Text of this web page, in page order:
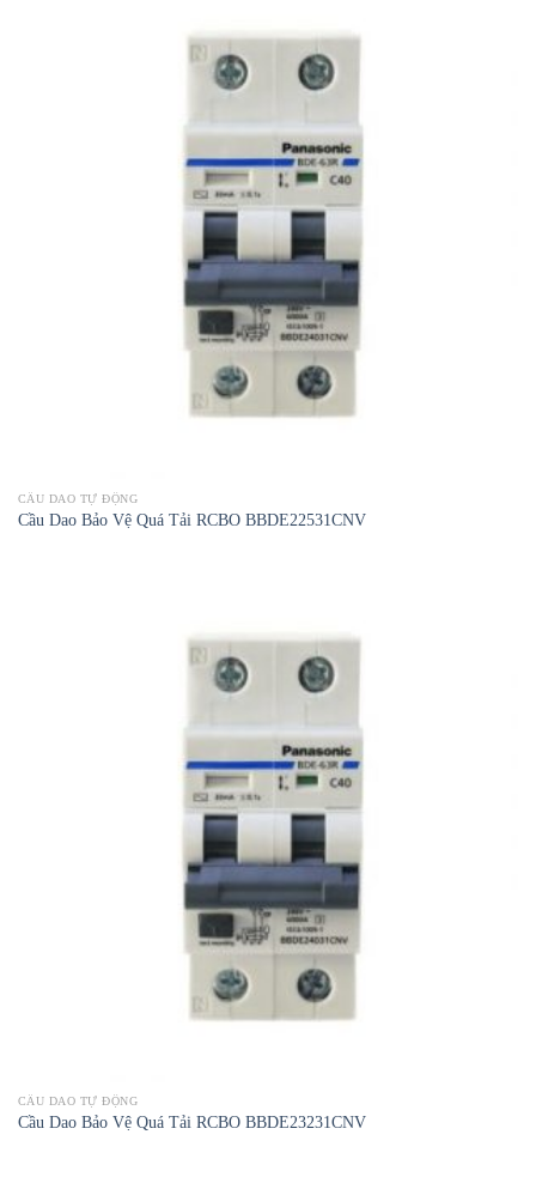
CẦU DAO TỰ ĐỘNG
Cầu Dao Bảo Vệ Quá Tải RCBO BBDE22531CNV
CẦU DAO TỰ ĐỘNG
Cầu Dao Bảo Vệ Quá Tải RCBO BBDE23231CNV